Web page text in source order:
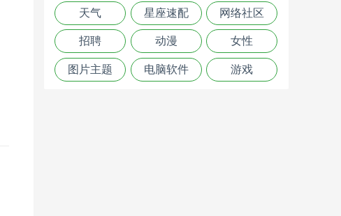
天气 星座速配 网络社区
招聘 动漫 女性
图片主题 电脑软件 游戏